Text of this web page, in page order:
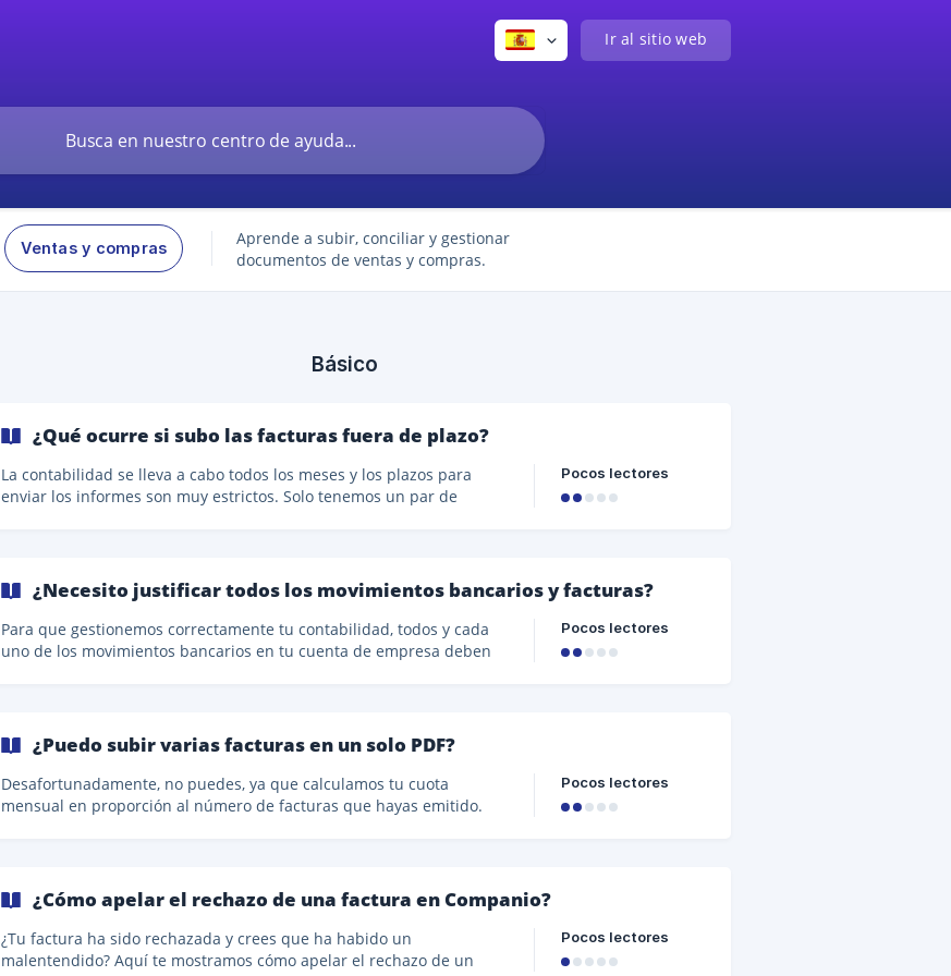
Ir al sitio web
Ventas y compras
Aprende a subir, conciliar y gestionar
documentos de ventas y compras.
Básico
¿Qué ocurre si subo las facturas fuera de plazo?
La contabilidad se lleva a cabo todos los meses y los plazos para
enviar los informes son muy estrictos. Solo tenemos un par de
modernas. Por eso te pedimos que subas todas las facturas de tu
mes anterior (facturas de venta y facturas de compra) antes del día 5
del mes siguiente. Si tu cue
Pocos lectores
¿Necesito justificar todos los movimientos bancarios y facturas?
Para que gestionemos correctamente tu contabilidad, todos y cada
uno de los movimientos bancarios en tu cuenta de empresa deben
salarios deben declararse como tales, así como los dividendos. Para
todo lo demás, tienes que informarnos, para que sepamos cómo
declararlos. La regla de oro es: **cada factur
Pocos lectores
¿Puedo subir varias facturas en un solo PDF?
Desafortunadamente, no puedes, ya que calculamos tu cuota
mensual en proporción al número de facturas que hayas emitido.
documento, esto puede dar lugar a **errores en tu contabilidad,
informes presentados de forma incorrecta a las autoridades y tener
que volver a hacer la contabilidad de los períodos afec
Pocos lectores
¿Cómo apelar el rechazo de una factura en Companio?
¿Tu factura ha sido rechazada y crees que ha habido un
malentendido? Aquí te mostramos cómo apelar el rechazo de un
Pocos lectores